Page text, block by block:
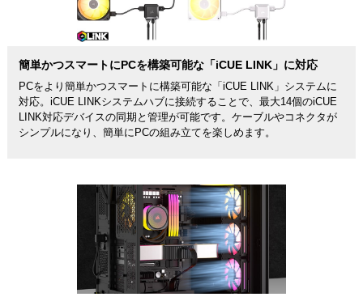
簡単かつスマートにPCを構築可能な「iCUE LINK」に対応
PCをより簡単かつスマートに構築可能な「iCUE LINK」システムに
対応。iCUE LINKシステムハブに接続することで、最大14個のiCUE
LINK対応デバイスの同期と管理が可能です。ケーブルやコネクタが
シンプルになり、簡単にPCの組み立てを楽しめます。